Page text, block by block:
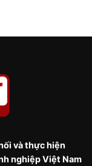
và thực hiện
nghiệp Việt Nam